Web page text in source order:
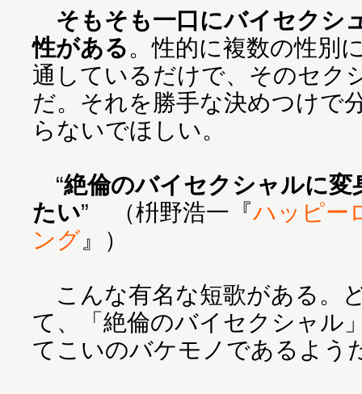
そもそも一口にバイセクシ
性がある。性的に複数の性別
通しているだけで、そのセク
だ。それを勝手な決めつけで
らないでほしい。
“絶倫のバイセクシャルに変
たい” （枡野浩一『ハッピー
ング 』）
こんな有名な短歌がある。
て、「絶倫のバイセクシャル
てこいのバケモノであるよう